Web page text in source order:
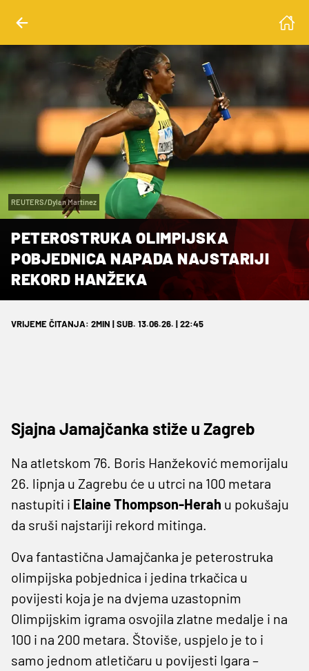
REUTERS/Dylan Martinez
PETEROSTRUKA OLIMPIJSKA
POBJEDNICA NAPADA NAJSTARIJI
REKORD HANŽEKA
VRIJEME ČITANJA: 2MIN | SUB. 13.06.26. | 22:45
Sjajna Jamajčanka stiže u Zagreb
Na atletskom 76. Boris Hanžeković memorijalu
26. lipnja u Zagrebu će u utrci na 100 metara
nastupiti i Elaine Thompson-Herah u pokušaju
da sruši najstariji rekord mitinga.
Ova fantastična Jamajčanka je peterostruka
olimpijska pobjednica i jedina trkačica u
povijesti koja je na dvjema uzastopnim
Olimpijskim igrama osvojila zlatne medalje i na
100 i na 200 metara. Štoviše, uspjelo je to i
samo jednom atletičaru u povijesti Igara –